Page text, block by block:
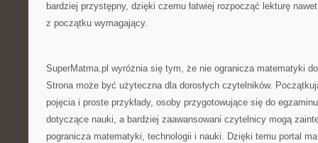
bardziej przystępny, dzięki czemu łatwiej rozpocząć lekturę
z początku wymagający.
SuperMatma.pl wyróżnia się tym, że nie ogranicza matematyki
Strona może być użyteczna dla dorosłych czytelników.
pojęcia i proste przykłady, osoby przygotowujące się do
dotyczące nauki, a bardziej zaawansowani czytelnicy mogą
pogranicza matematyki, technologii i nauki. Dzięki temu portal